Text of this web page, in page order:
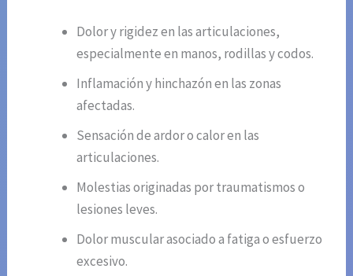
Dolor y rigidez en las articulaciones,
especialmente en manos, rodillas y codos.
Inflamación y hinchazón en las zonas
afectadas.
Sensación de ardor o calor en las
articulaciones.
Molestias originadas por traumatismos o
lesiones leves.
Dolor muscular asociado a fatiga o esfuerzo
excesivo.